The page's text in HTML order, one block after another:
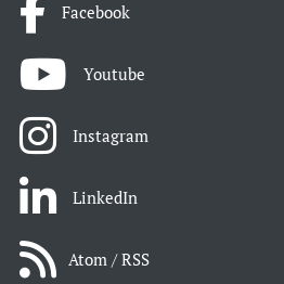
Facebook
Youtube
Instagram
LinkedIn
Atom / RSS